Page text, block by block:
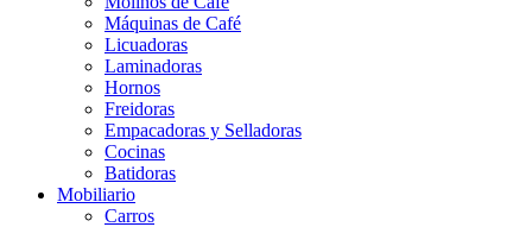
Máquinas de Café
Licuadoras
Laminadoras
Hornos
Freidoras
Empacadoras y Selladoras
Cocinas
Batidoras
Mobiliario
Carros